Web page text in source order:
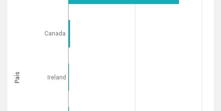
Canada
Ireland
País